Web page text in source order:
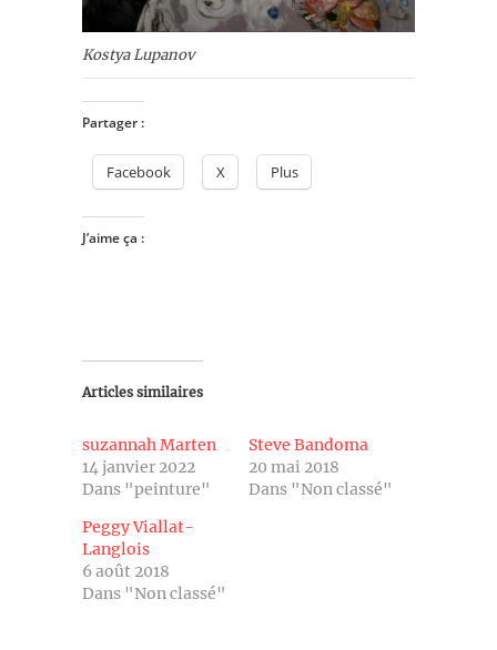
Kostya Lupanov
Partager :
Facebook X Plus
J’aime ça :
Articles similaires
suzannah Marten
14 janvier 2022
Dans "peinture"
Steve Bandoma
20 mai 2018
Dans "Non classé"
Peggy Viallat-
Langlois
6 août 2018
Dans "Non classé"